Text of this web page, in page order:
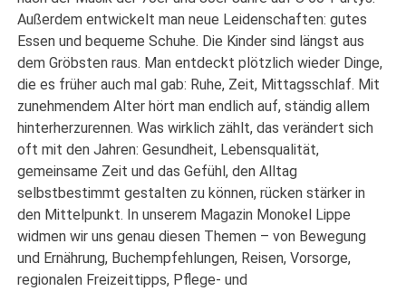
Außerdem entwickelt man neue Leidenschaften: gutes
Essen und bequeme Schuhe. Die Kinder sind längst aus
dem Gröbsten raus. Man entdeckt plötzlich wieder Dinge,
die es früher auch mal gab: Ruhe, Zeit, Mittagsschlaf. Mit
zunehmendem Alter hört man endlich auf, ständig allem
hinterherzurennen. Was wirklich zählt, das verändert sich
oft mit den Jahren: Gesundheit, Lebensqualität,
gemeinsame Zeit und das Gefühl, den Alltag
selbstbestimmt gestalten zu können, rücken stärker in
den Mittelpunkt. In unserem Magazin Monokel Lippe
widmen wir uns genau diesen Themen – von Bewegung
und Ernährung, Buchempfehlungen, Reisen, Vorsorge,
regionalen Freizeittipps, Pflege- und